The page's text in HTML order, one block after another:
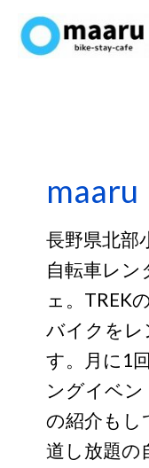
maaru
長野県北部
自転車レン
ェ。TREK
バイクをレ
す。月に1
ングイベン
の紹介もし
道し放題の